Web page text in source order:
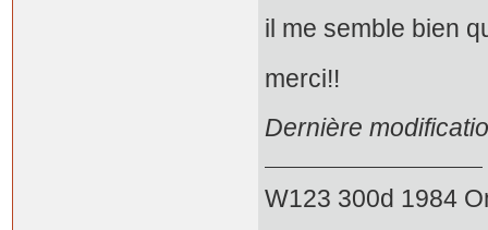
il me semble bien
merci!!
Dernière
W123 300d 1984